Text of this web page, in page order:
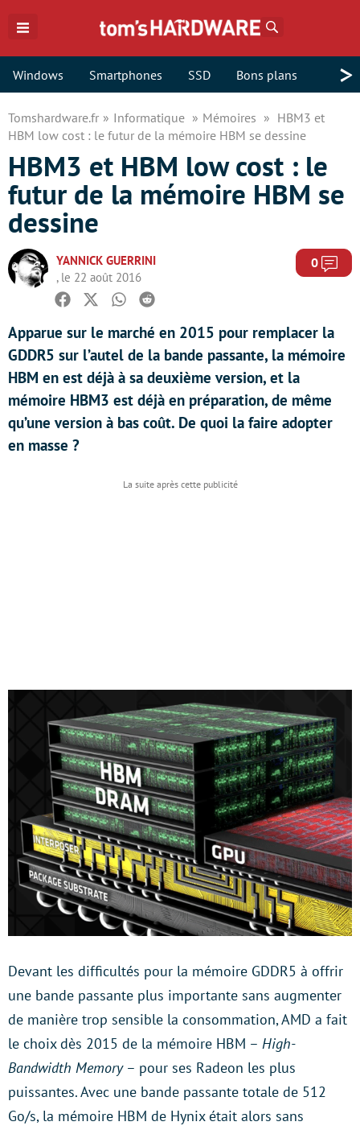
Windows Smartphones SSD Bons plans >
Tomshardware.fr Informatique Mémoires
HBM3 et
HBM low cost : le futur de la mémoire HBM se dessine
HBM3 et HBM low cost : le
futur de la mémoire HBM se
dessine
YANNICK GUERRINI
, le 22 août 2016
0
Facebook
TwitterWhatsapp
Reddit
Apparue sur le marché en 2015 pour remplacer la
GDDR5 sur l’autel de la bande passante, la mémoire
HBM en est déjà à sa deuxième version, et la
mémoire HBM3 est déjà en préparation, de même
qu’une version à bas coût. De quoi la faire adopter
en masse ?
Devant les difficultés pour la mémoire GDDR5 à offrir
une bande passante plus importante sans augmenter
de manière trop sensible la consommation, AMD a fait
le choix dès 2015 de la mémoire HBM – High-
Bandwidth Memory– pour ses Radeon les plus
puissantes. Avec une bande passante totale de 512
Go/s, la mémoire HBM de Hynix était alors sans